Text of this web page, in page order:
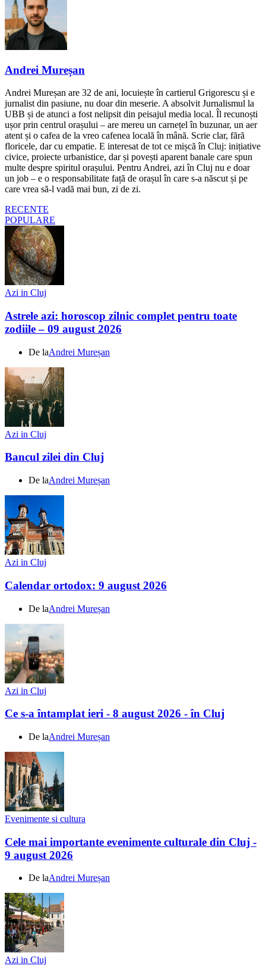
Andrei Mureșan
Andrei Mureșan are 32 de ani, locuiește în cartierul Grigorescu și e
jurnalist din pasiune, nu doar din meserie. A absolvit Jurnalismul la
UBB și de atunci a fost nelipsit din peisajul media local. Îl recunoști
ușor prin centrul orașului – are mereu un carnețel în buzunar, un aer
atent și o cafea de la vreo cafenea locală în mână. Scrie clar, fără
floricele, dar cu empatie. E interesat de tot ce mișcă în Cluj: inițiative
civice, proiecte urbanistice, dar și povești aparent banale care spun
multe despre spiritul orașului. Pentru Andrei, azi în Cluj nu e doar
un job – e o responsabilitate față de orașul în care s-a născut și pe
care vrea să-l vadă mai bun, zi de zi.
RECENTE
POPULARE
Azi in Cluj
Astrele azi: horoscop zilnic complet pentru toate
zodiile – 09 august 2026
De laAndrei Mureșan
Azi in Cluj
Bancul zilei din Cluj
De laAndrei Mureșan
Azi in Cluj
Calendar ortodox: 9 august 2026
De laAndrei Mureșan
Azi in Cluj
Ce s-a întamplat ieri - 8 august 2026 - în Cluj
De laAndrei Mureșan
Evenimente si cultura
Cele mai importante evenimente culturale din Cluj -
9 august 2026
De laAndrei Mureșan
Azi in Cluj